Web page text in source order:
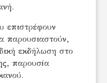
επιστρέφουν
παρουσιαστούν,
εκδήλωση στο
παρουσία